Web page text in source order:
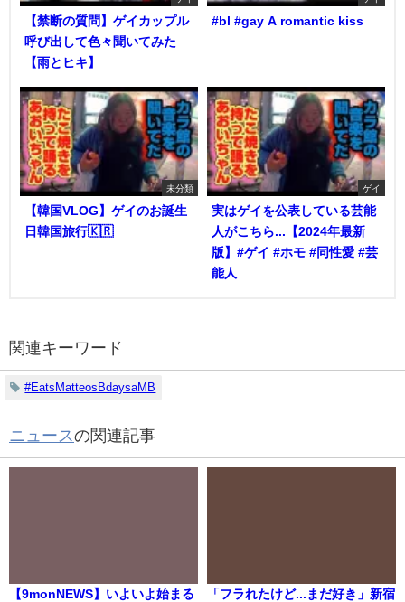
【禁断の質問】ゲイカップル
呼び出して色々聞いてみた
【雨とヒキ】
#bl #gay A romantic kiss
未分類
【韓国VLOG】ゲイのお誕生
日韓国旅行🇰🇷
ゲイ
実はゲイを公表している芸能
人がこちら...【2024年最新
版】#ゲイ #ホモ #同性愛 #芸
能人
関連キーワード
#EatsMatteosBdaysaMB
ニュースの関連記事
【9monNEWS】いよいよ始まる
「フラれたけど...まだ好き」新宿